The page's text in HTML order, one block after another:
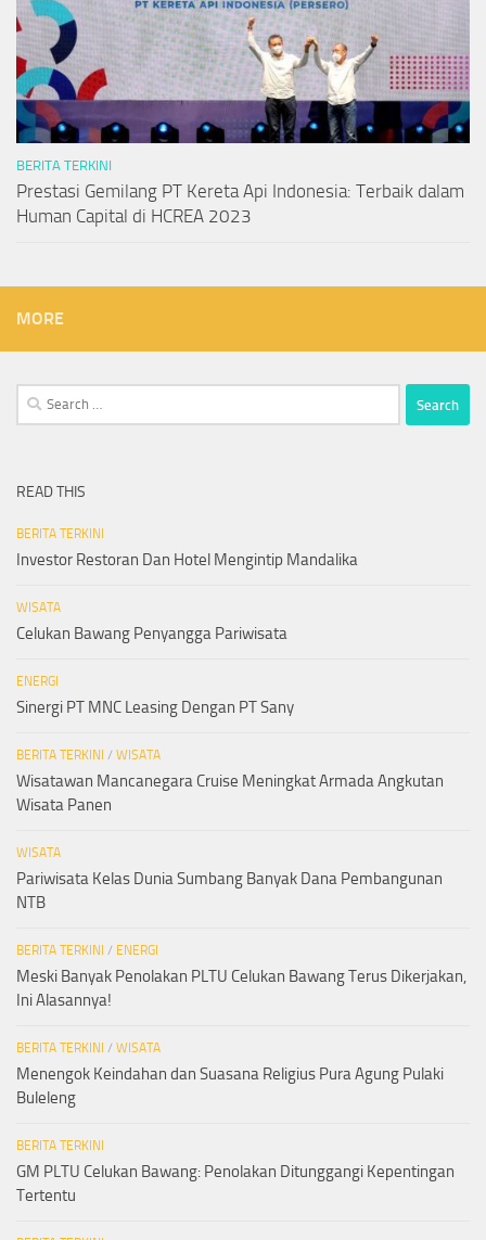
BERITA TERKINI
Prestasi Gemilang PT Kereta Api Indonesia: Terbaik dalam
Human Capital di HCREA 2023
MORE
Search
for:
READ THIS
BERITA TERKINI
Investor Restoran Dan Hotel Mengintip Mandalika
WISATA
Celukan Bawang Penyangga Pariwisata
ENERGI
Sinergi PT MNC Leasing Dengan PT Sany
BERITA TERKINI / WISATA
Wisatawan Mancanegara Cruise Meningkat Armada Angkutan
Wisata Panen
WISATA
Pariwisata Kelas Dunia Sumbang Banyak Dana Pembangunan
NTB
BERITA TERKINI / ENERGI
Meski Banyak Penolakan PLTU Celukan Bawang Terus Dikerjakan,
Ini Alasannya!
BERITA TERKINI / WISATA
Menengok Keindahan dan Suasana Religius Pura Agung Pulaki
Buleleng
BERITA TERKINI
GM PLTU Celukan Bawang: Penolakan Ditunggangi Kepentingan
Tertentu